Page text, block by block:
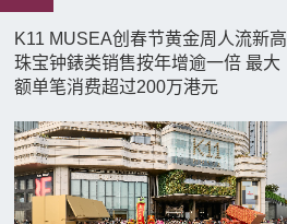
K11 MUSEA创春节黄金周人流新高
珠宝钟錶类销售按年增逾一倍 最大
额单笔消费超过200万港元